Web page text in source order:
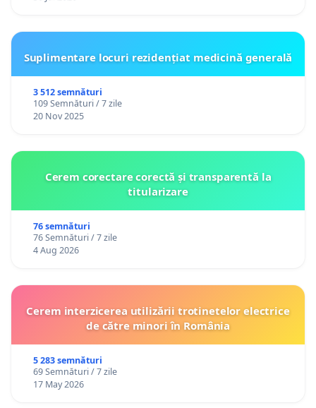
Suplimentare locuri rezidențiat medicină generală
3 512 semnături
109 Semnături / 7 zile
20 Nov 2025
Cerem corectare corectă și transparentă la
titularizare
76 semnături
76 Semnături / 7 zile
4 Aug 2026
Cerem interzicerea utilizării trotinetelor electrice
de către minori în România
5 283 semnături
69 Semnături / 7 zile
17 May 2026